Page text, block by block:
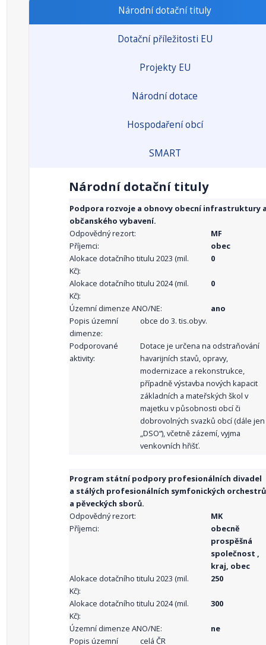
Národní dotační tituly
Dotační příležitosti EU
Projekty EU
Národní dotace
Hospodaření obcí
SMART
Národní dotační tituly
Podpora rozvoje a obnovy obecní infrastruktury
občanského vybavení.
Odpovědný rezort:
MF
Příjemci:
obec
Alokace dotačního titulu 2023 (mil.
Kč):
0
Alokace dotačního titulu 2024 (mil.
Kč):
0
Územní dimenze ANO/NE:
ano
Popis územní
dimenze:
obce do 3. tis.obyv.
Podporované
aktivity:
Dotace je určena na odstraňování
havarijních stavů, opravy,
modernizace a rekonstrukce,
případně výstavba nových kapacit
základních a mateřských škol v
majetku v působnosti obcí či
dobrovolných svazků obcí (dále jen
„DSO“), včetně zázemí, vyjma
venkovních hřišť.
Program státní podpory profesionálních divadel
a stálých profesionálních symfonických orchestrů
a pěveckých sborů.
Odpovědný rezort:
MK
Příjemci:
obecně
prospěšná
společnost ,
kraj, obec
Alokace dotačního titulu 2023 (mil.
Kč):
250
Alokace dotačního titulu 2024 (mil.
Kč):
300
Územní dimenze ANO/NE:
ne
Popis územní
celá ČR